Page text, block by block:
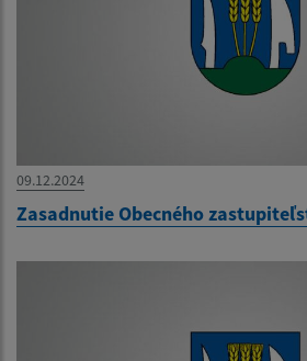
09.12.2024
Zasadnutie Obecného